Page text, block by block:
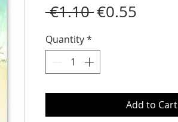
€1.10 Regular
€0.55
Quantity*
Add to Cart